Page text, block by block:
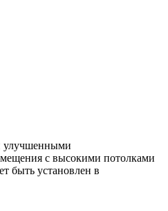
улучшенными
с высокими потолками
быть установлен в